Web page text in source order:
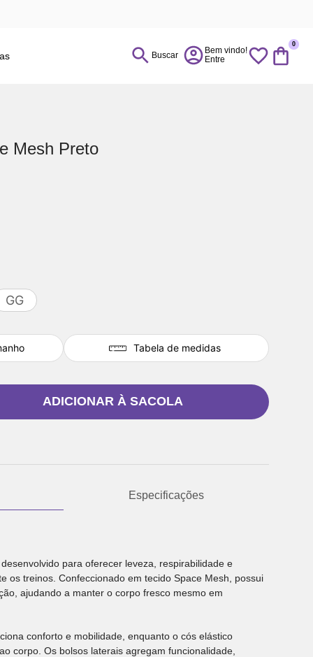
Buscar
0
Mesh Preto
GG
Tabela de medidas
ADICIONAR À SACOLA
Especificações
para oferecer leveza, respirabilidade e
os treinos. Confeccionado em tecido Space Mesh, possui
ajudando a manter o corpo fresco mesmo em
conforto e mobilidade, enquanto o cós elástico
corpo. Os bolsos laterais agregam funcionalidade,